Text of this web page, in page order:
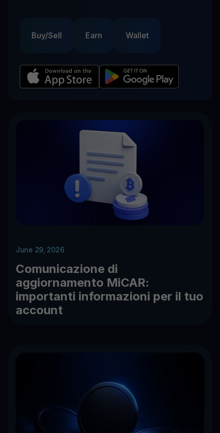
Buy/Sell Earn Wallet
June 29, 2026
Comunicazione di
aggiornamento MiCAR:
importanti informazioni per il tuo
account